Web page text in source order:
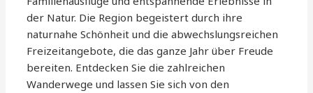
der Natur. Die Region begeistert durch ihre
naturnahe Schönheit und die abwechslungsreichen
Freizeitangebote, die das ganze Jahr über Freude
bereiten. Entdecken Sie die zahlreichen
Wanderwege und lassen Sie sich von den